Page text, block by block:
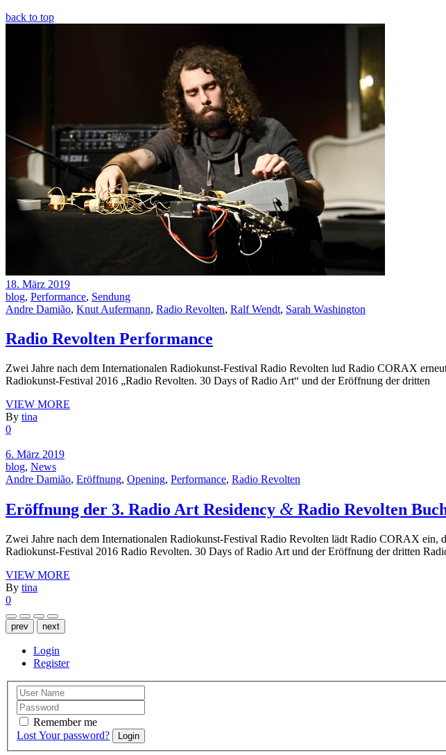
back to top
18. März 2019
blog, Performance, Sendung
Andre Damião, Knut Aufermann, Radio Revolten, Ralf Wendt, Sarah Washington
Radio Revolten Performance
Zwei Jahre nach dem Internationalen Radiokunst-Festival Radio Revolten lud Radio CORAX
Radiokunst-Festival 2016 „Radio Revolten. 30 Days of Radio Art“ und der Eröffnung der dritten
VIEW MORE
By tina
0
6. März 2019
blog, News
Andre Damião, Eröffnung, Opening, Performance, Radio Revolten
Eröffnung der 3. Radio Art Residency & Radio Revolten
Zwei Jahre nach dem Internationalen Radiokunst-Festival Radio Revolten lädt Radio CORAX
Radiokunst-Festival 2016 Radio Revolten. 30 Days of Radio Art und der Eröffnung der dritten
VIEW MORE
By tina
0
prev next
Login
Register
Remember me
Lost Your password?
Login